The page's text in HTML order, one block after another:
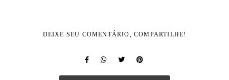
DEIXE SEU COMENTÁRIO, COMPARTILHE!